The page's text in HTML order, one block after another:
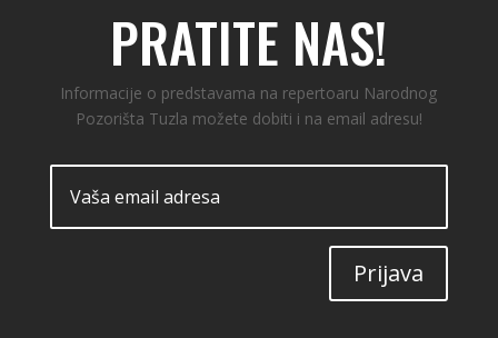
PRATITE NAS!
Informacije o predstavama na repertoaru Narodnog
Pozorišta Tuzla možete dobiti i na email adresu!
Prijava